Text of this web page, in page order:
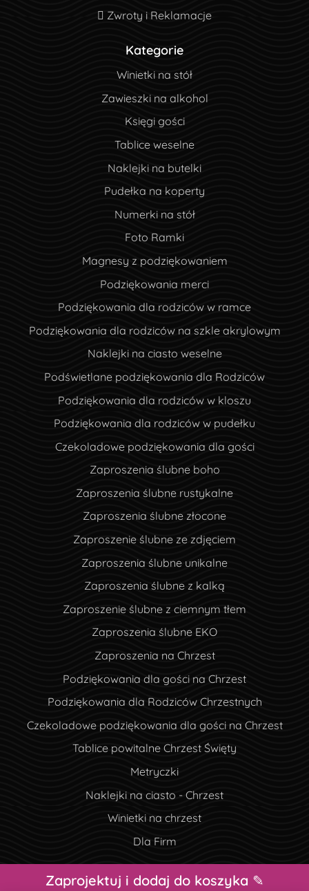
Zaprojektuj i dodaj do koszyka ✎
Zwroty i Reklamacje
Zwroty i Reklamacje
Kategorie
Winietki na stół
Zawieszki na alkohol
Księgi gości
Tablice weselne
Naklejki na butelki
Pudełka na koperty
Numerki na stół
Foto Ramki
Magnesy z podziękowaniem
Podziękowania merci
Podziękowania dla rodziców w ramce
Podziękowania dla rodziców na szkle akrylowym
Naklejki na ciasto weselne
Podświetlane podziękowania dla Rodziców
Podziękowania dla rodziców w kloszu
Podziękowania dla rodziców w pudełku
Czekoladowe podziękowania dla gości
Zaproszenia ślubne boho
Zaproszenia ślubne rustykalne
Zaproszenia ślubne złocone
Zaproszenie ślubne ze zdjęciem
Zaproszenia ślubne unikalne
Zaproszenia ślubne z kalką
Zaproszenie ślubne z ciemnym tłem
Zaproszenia ślubne EKO
Zaproszenia na Chrzest
Podziękowania dla gości na Chrzest
Podziękowania dla Rodziców Chrzestnych
Czekoladowe podziękowania dla gości na Chrzest
Tablice powitalne Chrzest Święty
Metryczki
Naklejki na ciasto - Chrzest
Winietki na chrzest
Dla Firm